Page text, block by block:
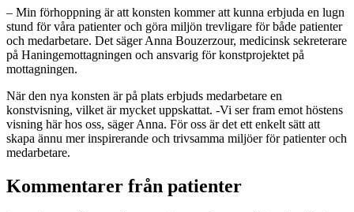
– Min förhoppning är att konsten kommer att kunna erbjuda en lugn
stund för våra patienter och göra miljön trevligare för både patienter
och medarbetare. Det säger Anna Bouzerzour, medicinsk sekreterare
på Haningemottagningen och ansvarig för konstprojektet på
mottagningen.
När den nya konsten är på plats erbjuds medarbetare en
konstvisning, vilket är mycket uppskattat. -Vi ser fram emot höstens
visning här hos oss, säger Anna. För oss är det ett enkelt sätt att
skapa ännu mer inspirerande och trivsamma miljöer för patienter och
medarbetare.
Kommentarer från patienter